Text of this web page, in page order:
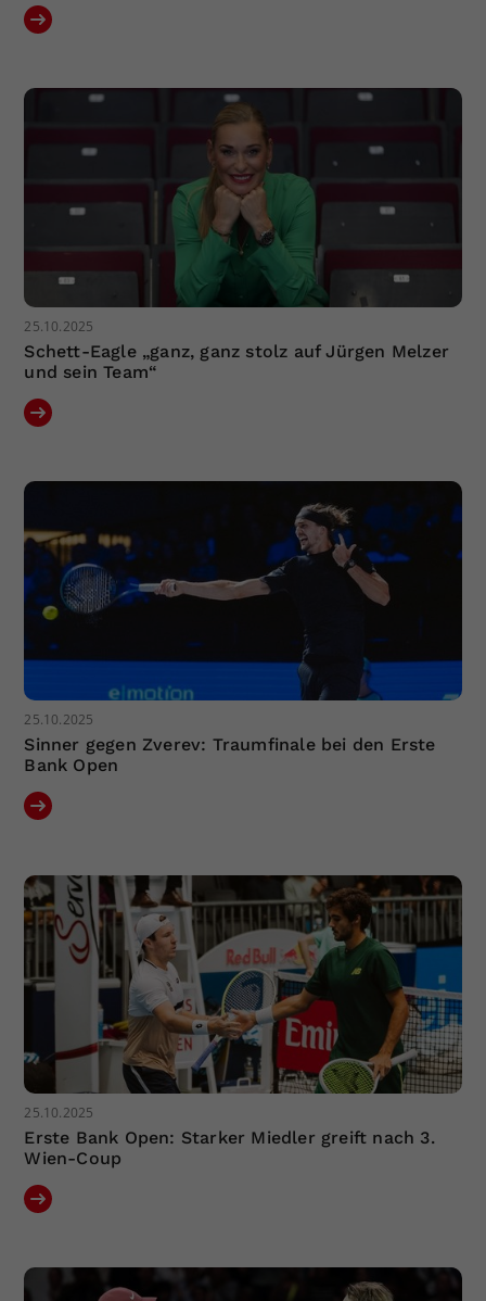
25.10.2025
Schett-Eagle „ganz, ganz stolz auf Jürgen Melzer
und sein Team“
25.10.2025
Sinner gegen Zverev: Traumfinale bei den Erste
Bank Open
25.10.2025
Erste Bank Open: Starker Miedler greift nach 3.
Wien-Coup